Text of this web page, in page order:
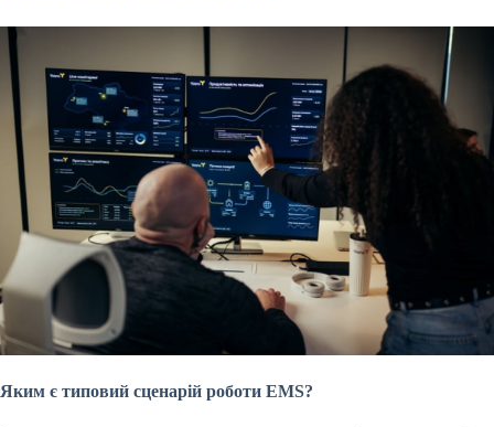
Яким є типовий сценарій роботи EMS?